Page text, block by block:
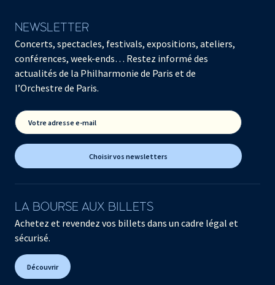
NEWSLETTER
Concerts, spectacles, festivals, expositions, ateliers,
conférences, week-ends… Restez informé des
actualités de la Philharmonie de Paris et de
l’Orchestre de Paris.
Votre adresse e-mail
Choisir vos newsletters
LA BOURSE AUX BILLETS
Achetez et revendez vos billets dans un cadre légal et
sécurisé.
Découvrir